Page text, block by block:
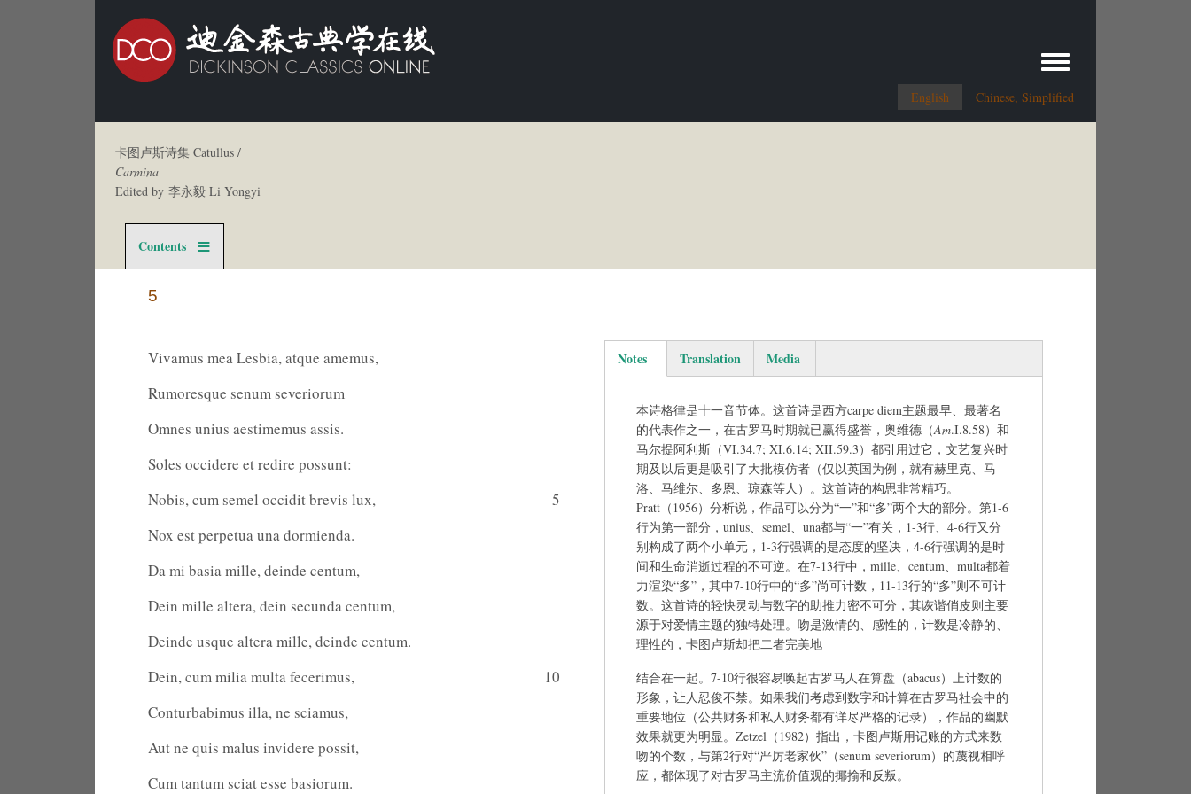
English Chinese, Simplified
Toggle menu
卡图卢斯诗集 Catullus /
Carmina
Edited by 李永毅 Li Yongyi
Contents
5
Vivamus mea Lesbia, atque amemus,
Rumoresque senum severiorum
Omnes unius aestimemus assis.
Soles occidere et redire possunt:
Nobis, cum semel occidit brevis lux,
5
Nox est perpetua una dormienda.
Da mi basia mille, deinde centum,
Dein mille altera, dein secunda centum,
Deinde usque altera mille, deinde centum.
Dein, cum milia multa fecerimus,
10
Conturbabimus illa, ne sciamus,
Aut ne quis malus invidere possit,
Cum tantum sciat esse basiorum.
Notes
(active tab)
Translation Media
本诗格律是十一音节体。这首诗是西方carpe diem主题最早、最著名
的代表作之一，在古罗马时期就已赢得盛誉，奥维德（Am.I.8.58）和
马尔提阿利斯（VI.34.7; XI.6.14; XII.59.3）都引用过它，文艺复兴时
期及以后更是吸引了大批模仿者（仅以英国为例，就有赫里克、马
洛、马维尔、多恩、琼森等人）。这首诗的构思非常精巧。
Pratt（1956）分析说，作品可以分为“一”和“多”两个大的部分。第1-6
行为第一部分，unius、semel、una都与“一”有关，1-3行、4-6行又分
别构成了两个小单元，1-3行强调的是态度的坚决，4-6行强调的是时
间和生命消逝过程的不可逆。在7-13行中，mille、centum、multa都着
力渲染“多”，其中7-10行中的“多”尚可计数，11-13行的“多”则不可计
数。这首诗的轻快灵动与数字的助推力密不可分，其诙谐俏皮则主要
源于对爱情主题的独特处理。吻是激情的、感性的，计数是冷静的、
理性的，卡图卢斯却把二者完美地
结合在一起。7-10行很容易唤起古罗马人在算盘（abacus）上计数的
形象，让人忍俊不禁。如果我们考虑到数字和计算在古罗马社会中的
重要地位（公共财务和私人财务都有详尽严格的记录），作品的幽默
效果就更为明显。Zetzel（1982）指出，卡图卢斯用记账的方式来数
吻的个数，与第2行对“严厉老家伙”（senum severiorum）的蔑视相呼
应，都体现了对古罗马主流价值观的揶揄和反叛。